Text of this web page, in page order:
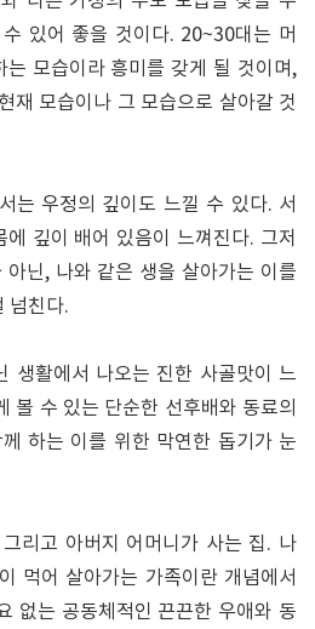
있어 좋을 것이다. 20~30대는 머
모습이라 흥미를 갖게 될 것이며,
재 모습이나 그 모습으로 살아갈 것
는 우정의 깊이도 느낄 수 있다. 서
깊이 배어 있음이 느껴진다. 그저
닌, 나와 같은 생을 살아가는 이를
넘친다.
생활에서 나오는 진한 사골맛이 느
볼 수 있는 단순한 선후배와 동료의
하는 이를 위한 막연한 돕기가 눈
리고 아버지 어머니가 사는 집. 나
먹어 살아가는 가족이란 개념에서
없는 공동체적인 끈끈한 우애와 동